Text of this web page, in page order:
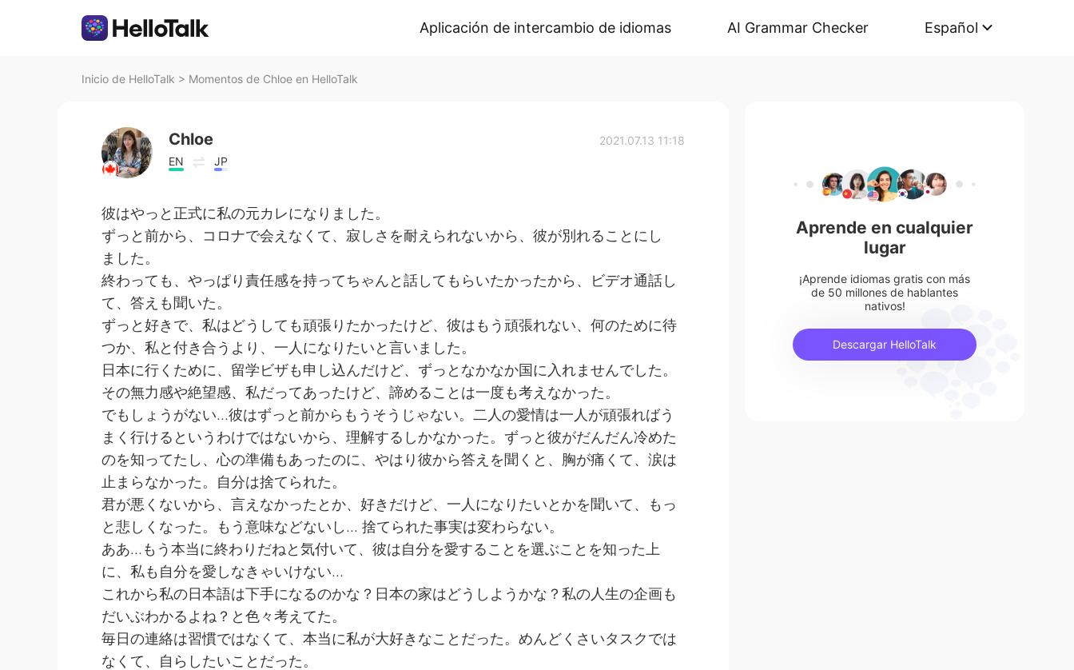
Aplicación de intercambio de idiomas AI Grammar Checker Español
Inicio de HelloTalk > Momentos de Chloe en HelloTalk
Chloe
EN JP
2021.07.13 11:18
彼はやっと正式に私の元カレになりました。
ずっと前から、コロナで会えなくて、寂しさを耐えられないから、彼が別れることにし
ました。
終わっても、やっぱり責任感を持ってちゃんと話してもらいたかったから、ビデオ通話し
て、答えも聞いた。
ずっと好きで、私はどうしても頑張りたかったけど、彼はもう頑張れない、何のために待
つか、私と付き合うより、一人になりたいと言いました。
日本に行くために、留学ビザも申し込んだけど、ずっとなかなか国に入れませんでした。
その無力感や絶望感、私だってあったけど、諦めることは一度も考えなかった。
でもしょうがない…彼はずっと前からもうそうじゃない。二人の愛情は一人が頑張ればう
まく行けるというわけではないから、理解するしかなかった。ずっと彼がだんだん冷めた
のを知ってたし、心の準備もあったのに、やはり彼から答えを聞くと、胸が痛くて、涙は
止まらなかった。自分は捨てられた。
君が悪くないから、言えなかったとか、好きだけど、一人になりたいとかを聞いて、もっ
と悲しくなった。もう意味などないし… 捨てられた事実は変わらない。
ああ…もう本当に終わりだねと気付いて、彼は自分を愛することを選ぶことを知った上
に、私も自分を愛しなきゃいけない…
これから私の日本語は下手になるのかな？日本の家はどうしようかな？私の人生の企画も
だいぶわかるよね？と色々考えてた。
毎日の連絡は習慣ではなくて、本当に私が大好きなことだった。めんどくさいタスクでは
なくて、自らしたいことだった。
Aprende en cualquier
lugar
¡Aprende idiomas gratis con más
de 50 millones de hablantes
nativos!
Descargar HelloTalk